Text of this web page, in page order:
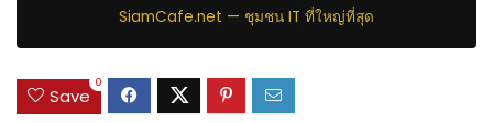
SiamCafe.net — ชุมชน IT ที่ใหญ่ที่สุด
Save
0